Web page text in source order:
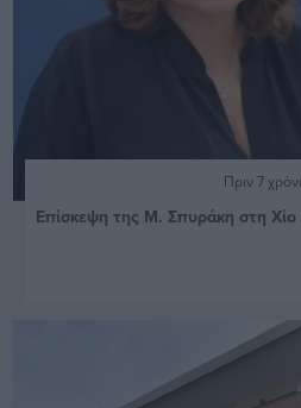
Πριν 7
Επίσκεψη της Μ. Σπυράκη στη